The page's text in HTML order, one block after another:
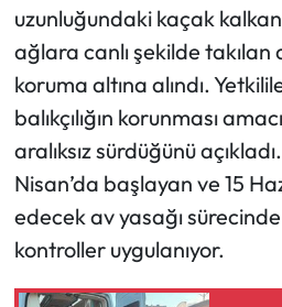
uzunluğundaki kaçak
ağlara canlı şekilde takılan
koruma altına alındı.
balıkçılığın korunması
aralıksız sürdüğünü
Nisan’da başlayan ve 15
edecek av yasağı sürecinde
kontroller uygulanıyor.
Turizm
Teknoloji